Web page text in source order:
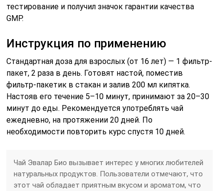
тестирование и получил значок гарантии качества
GMP.
Инструкция по применению
Стандартная доза для взрослых (от 16 лет) — 1 фильтр-
пакет, 2 раза в день. Готовят настой, поместив
фильтр-пакетик в стакан и залив 200 мл кипятка.
Настояв его течение 5–10 минут, принимают за 20–30
минут до еды. Рекомендуется употреблять чай
ежедневно, на протяжении 20 дней. По
необходимости повторить курс спустя 10 дней.
Чай Эвалар Био вызывает интерес у многих любителей
натуральных продуктов. Пользователи отмечают, что
этот чай обладает приятным вкусом и ароматом, что